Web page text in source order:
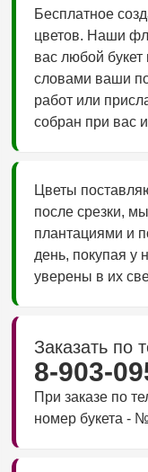
Бесплатное
цветов. Наши
вас любой
словами ваши
работ или
собран при вас
Цветы
после срезки,
плантациями и
день, покупая у
уверены в их
Заказать по
8-903-
При заказе по
номер букета -